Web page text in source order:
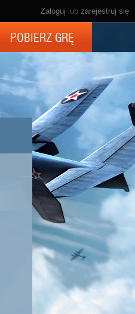
Zaloguj lub zarejestruj się
POBIERZ GRĘ